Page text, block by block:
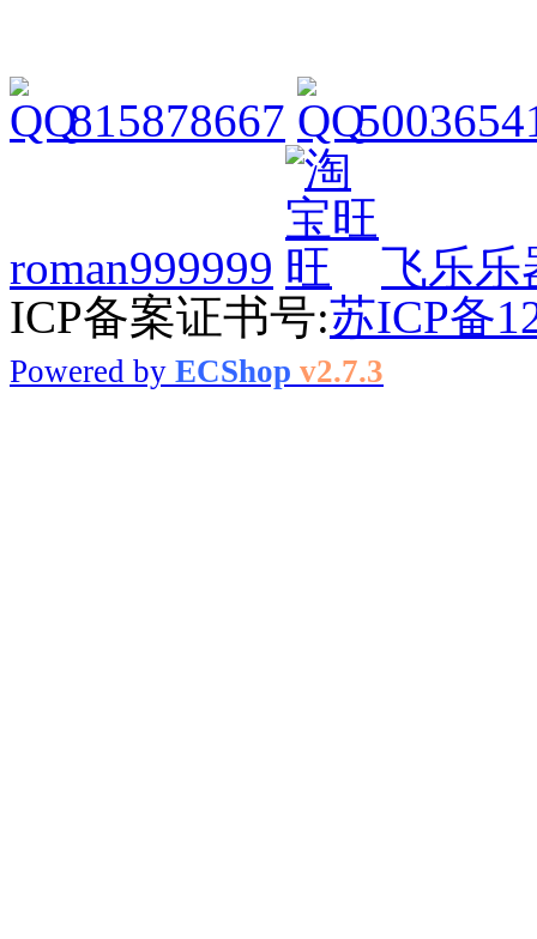
815878667
roman999999
飞乐乐
ICP备案证书号:苏ICP备
Powered by ECShop v2.7.3